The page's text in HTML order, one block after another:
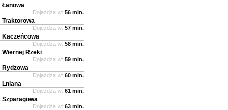
Łanowa
Dojeżdża w: 56 min.
Traktorowa
Dojeżdża w: 57 min.
Kaczeńcowa
Dojeżdża w: 58 min.
Wiernej Rzeki
Dojeżdża w: 59 min.
Rydzowa
Dojeżdża w: 60 min.
Lniana
Dojeżdża w: 61 min.
Szparagowa
Dojeżdża w: 63 min.